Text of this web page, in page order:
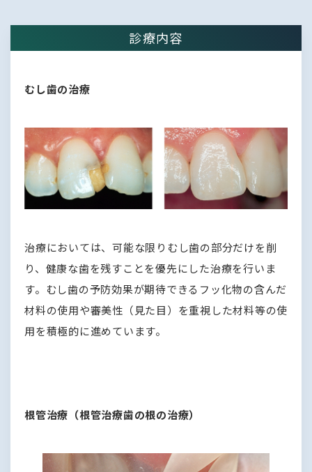
診療内容
むし歯の治療
治療においては、可能な限りむし歯の部分だけを削
り、健康な歯を残すことを優先にした治療を行いま
す。むし歯の予防効果が期待できるフッ化物の含んだ
材料の使用や審美性（見た目）を重視した材料等の使
用を積極的に進めています。
根管治療（根管治療歯の根の治療）